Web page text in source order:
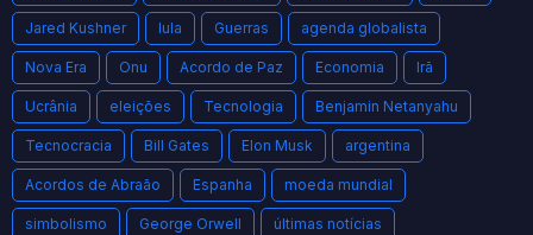
Jared Kushner lula Guerras agenda globalista
Nova Era Onu Acordo de Paz Economia Irã
Ucrânia eleições Tecnologia Benjamin Netanyahu
Tecnocracia Bill Gates Elon Musk argentina
Acordos de Abraão Espanha moeda mundial
simbolismo George Orwell últimas notícias